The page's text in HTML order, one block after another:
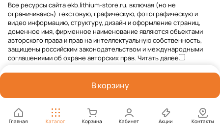
В корзину
Главная Каталог Корзина Кабинет Акции Контакты
Все ресурсы сайта ekb.lithium-store.ru, включая (но не
ограничиваясь) текстовую, графическую, фотографическую и
видео информацию, структуру, дизайн и оформление страниц,
доменное имя, фирменное наименование являются объектами
авторского права и прав на интеллектуальную собственность,
защищены российским законодательством и международными
соглашениями об охране авторских прав.Читать далее